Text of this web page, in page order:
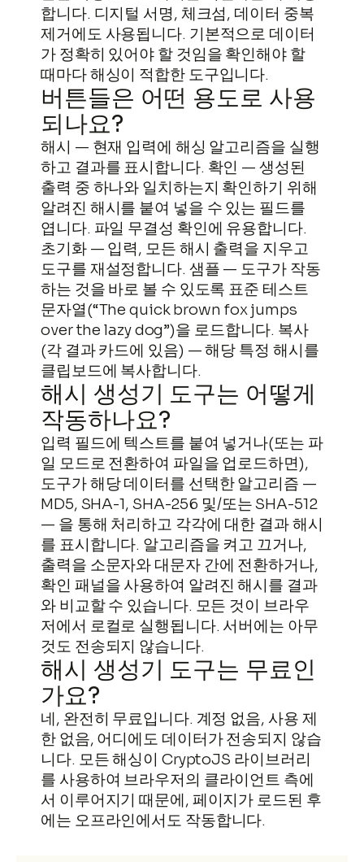
합니다. 디지털 서명, 체크섬, 데이터 중복
제거에도 사용됩니다. 기본적으로 데이터
가 정확히 있어야 할 것임을 확인해야 할
때마다 해싱이 적합한 도구입니다.
버튼들은 어떤 용도로 사용
되나요?
해시 — 현재 입력에 해싱 알고리즘을 실행
하고 결과를 표시합니다. 확인 — 생성된
출력 중 하나와 일치하는지 확인하기 위해
알려진 해시를 붙여 넣을 수 있는 필드를
엽니다. 파일 무결성 확인에 유용합니다.
초기화 — 입력, 모든 해시 출력을 지우고
도구를 재설정합니다. 샘플 — 도구가 작동
하는 것을 바로 볼 수 있도록 표준 테스트
문자열(“The quick brown fox jumps
over the lazy dog”)을 로드합니다. 복사
(각 결과 카드에 있음) — 해당 특정 해시를
클립보드에 복사합니다.
해시 생성기 도구는 어떻게
작동하나요?
입력 필드에 텍스트를 붙여 넣거나(또는 파
일 모드로 전환하여 파일을 업로드하면),
도구가 해당 데이터를 선택한 알고리즘 —
MD5, SHA-1, SHA-256 및/또는 SHA-512
— 을 통해 처리하고 각각에 대한 결과 해시
를 표시합니다. 알고리즘을 켜고 끄거나,
출력을 소문자와 대문자 간에 전환하거나,
확인 패널을 사용하여 알려진 해시를 결과
와 비교할 수 있습니다. 모든 것이 브라우
저에서 로컬로 실행됩니다. 서버에는 아무
것도 전송되지 않습니다.
해시 생성기 도구는 무료인
가요?
네, 완전히 무료입니다. 계정 없음, 사용 제
한 없음, 어디에도 데이터가 전송되지 않습
니다. 모든 해싱이 CryptoJS 라이브러리
를 사용하여 브라우저의 클라이언트 측에
서 이루어지기 때문에, 페이지가 로드된 후
에는 오프라인에서도 작동합니다.